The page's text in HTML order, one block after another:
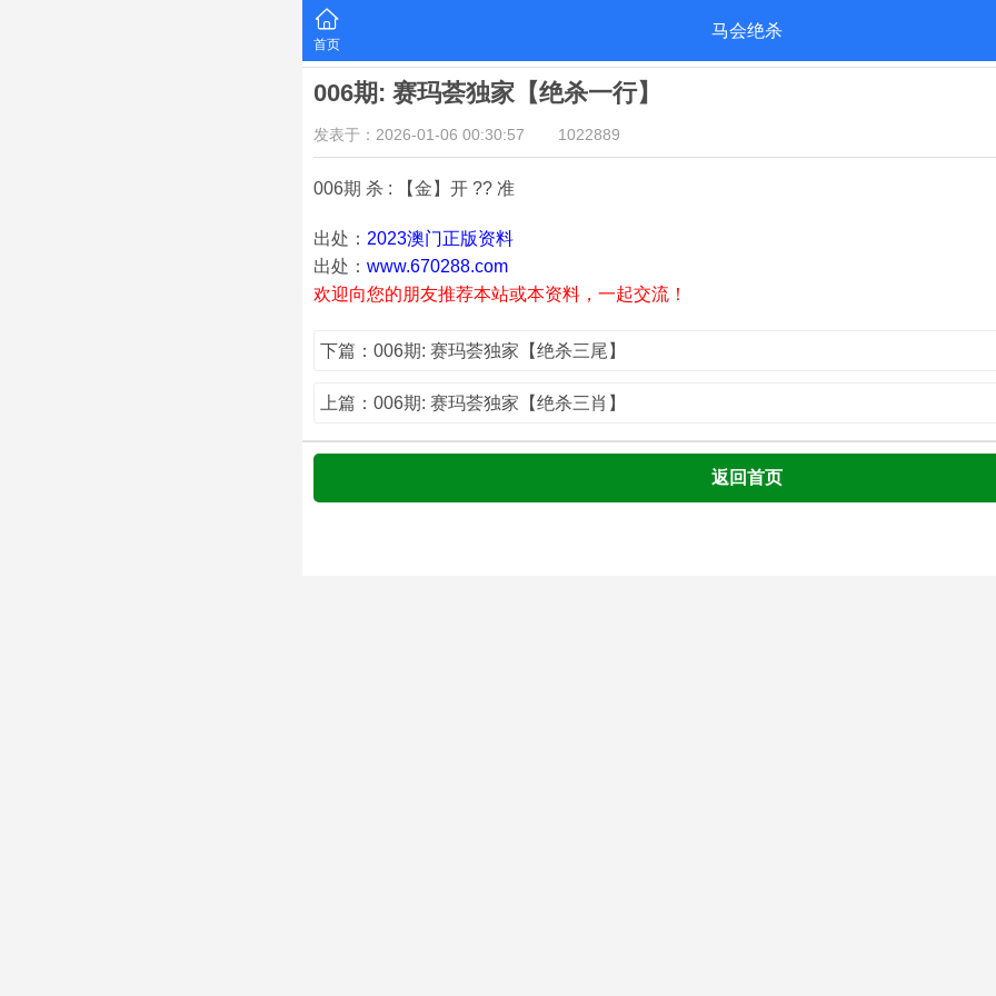
首页
马会绝杀
006期: 赛玛荟独家【绝杀一行】
发表于：2026-01-06 00:30:57 1022889
006期 杀 : 【金】开 ?? 准
出处： 2023澳门正版资料
出处： www.670288.com
欢迎向您的朋友推荐本站或本资料，一起交流！
下篇：006期: 赛玛荟独家【绝杀三尾】
上篇：006期: 赛玛荟独家【绝杀三肖】
返回首页